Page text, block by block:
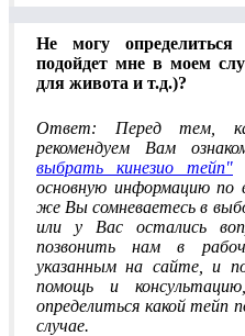
Не могу
подойдет мне в моем
для живота и т.д.)?
Ответ: Перед тем,
рекомендуем Вам
выбрать кинезио тейп"
основную информацию по
же Вы сомневаетесь в
или у Вас остались
позвонить нам в
указанным на сайте, и
помощь и
определиться какой тейп
случае.